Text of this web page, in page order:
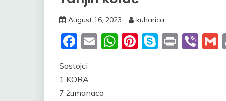
August 16, 2023 kuharica
Facebook
EmailWhatsApp
Pinterest
Skype
Print
Sastojci
1 KORA
7 žumanaca